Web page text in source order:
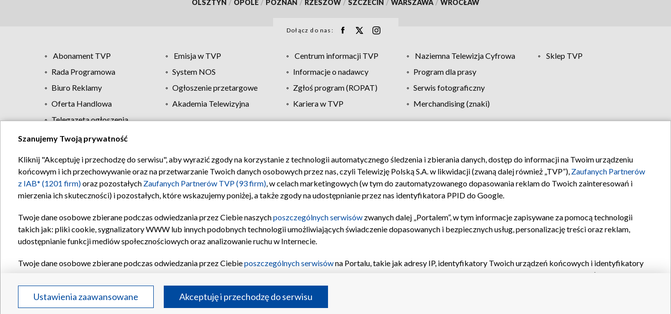
OLSZTYN / OPOLE / POZNAŃ / RZESZÓW / SZCZECIN / WARSZAWA / WROCŁAW
Dołącz do nas:
Abonament TVP Emisja w TVP Centrum informacji TVP Naziemna Telewizja Cyfrowa
Sklep TVP
Rada Programowa
System NOS Informacje o nadawcy
Program dla prasy
Biuro Reklamy
Ogłoszenie przetargowe Zgłoś program (ROPAT)
Serwis fotograficzny
Oferta Handlowa
Akademia Telewizyjna Kariera w TVP
Merchandising (znaki)
Telegazeta ogłoszenia
Regulamin TVP Polityka prywatności Moje zgody Pomoc Biuro reklamy Kontakt
Szanujemy Twoją prywatność
Kliknij "Akceptuję i przechodzę do serwisu", aby wyrazić zgody na korzystanie z technologii automatycznego śledzenia i zbierania danych, dostęp do informacji na Twoim urządzeniu
końcowym i ich przechowywanie oraz na przetwarzanie Twoich danych osobowych przez nas, czyli Telewizję Polską S.A. w likwidacji (zwaną dalej również „TVP”), Zaufanych Partnerów
z IAB* (1201 firm)oraz pozostałych Zaufanych Partnerów TVP (93 firm), w celach marketingowych (w tym do zautomatyzowanego dopasowania reklam do Twoich zainteresowań i
mierzenia ich skuteczności) i pozostałych, które wskazujemy poniżej, a także zgody na udostępnianie przez nas identyfikatora PPID do Google.
Twoje dane osobowe zbierane podczas odwiedzania przez Ciebie naszychposzczególnych serwisów zwanych dalej „Portalem”, w tym informacje zapisywane za pomocą technologii
takich jak: pliki cookie, sygnalizatory WWW lub innych podobnych technologii umożliwiających świadczenie dopasowanych i bezpiecznych usług, personalizację treści oraz reklam,
udostępnianie funkcji mediów społecznościowych oraz analizowanie ruchu w Internecie.
Twoje dane osobowe zbierane podczas odwiedzania przez Ciebieposzczególnych serwisówna Portalu, takie jak adresy IP, identyfikatory Twoich urządzeń końcowych i identyfikatory
oraz pozostałych
Partnerów TVPdla realizacji następujących celów i funkcji: przechowywania informacji na urządzeniu lub dostęp do nich, wyboru podstawowych reklam, wyboru spersonalizowanych
reklam, tworzenia profilu spersonalizowanych reklam, tworzenia profilu spersonalizowanych treści, wyboru spersonalizowanych treści, pomiaru wydajności reklam, pomiaru wydajności
treści, stosowania badań rynkowych w celu generowania opinii odbiorców, opracowywania i ulepszania produktów, zapewnienia bezpieczeństwa, zapobiegania oszustwom i usuwania
Ustawienia zaawansowane Akceptuję i przechodzę do serwisu